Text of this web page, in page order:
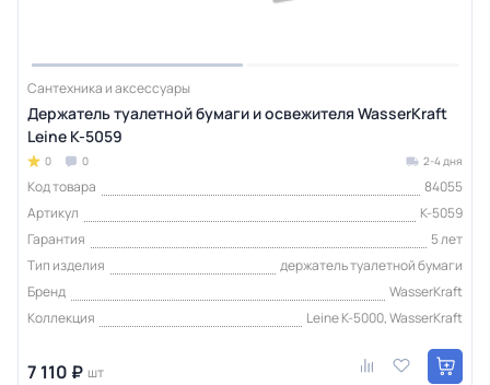
Сантехника и аксессуары
Держатель туалетной бумаги и освежителя WasserKraft
Leine K-5059
0 0 2-4 дня
Код товара
84055
Артикул
K-5059
Гарантия
5 лет
Тип изделия
держатель туалетной бумаги
Бренд
WasserKraft
Коллекция
Leine K-5000, WasserKraft
7 110 ₽ шт